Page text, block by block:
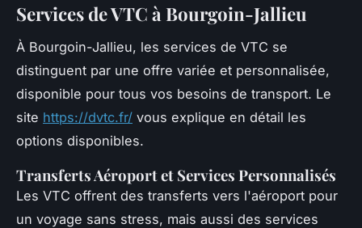
Services de VTC à Bourgoin-Jallieu
À Bourgoin-Jallieu, les services de VTC se
distinguent par une offre variée et personnalisée,
disponible pour tous vos besoins de transport. Le
site https://dvtc.fr/ vous explique en détail les
options disponibles.
Transferts Aéroport et Services Personnalisés
Les VTC offrent des transferts vers l'aéroport pour
un voyage sans stress, mais aussi des services